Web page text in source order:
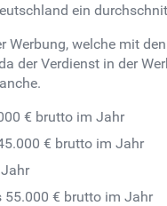
ein
welche mit
der Verdienst in der
€ brutto im Jahr
€ brutto im Jahr
55.000 € brutto im Jahr